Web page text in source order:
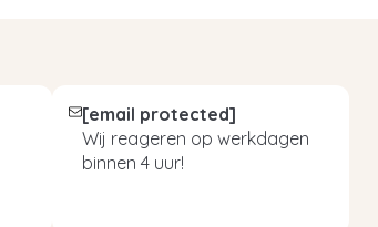
[email protected]
Wij reageren op werkdagen
binnen 4 uur!